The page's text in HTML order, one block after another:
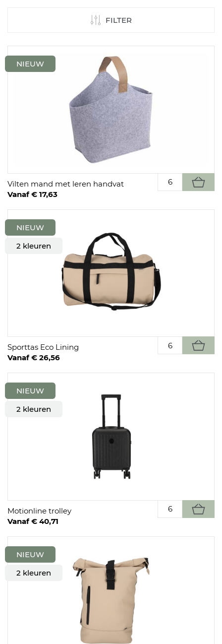
FILTER
NIEUW
Vilten mand met leren handvat
Vanaf € 17,63
NIEUW
2 kleuren
Sporttas Eco Lining
Vanaf € 26,56
NIEUW
2 kleuren
Motionline trolley
Vanaf € 40,71
NIEUW
2 kleuren